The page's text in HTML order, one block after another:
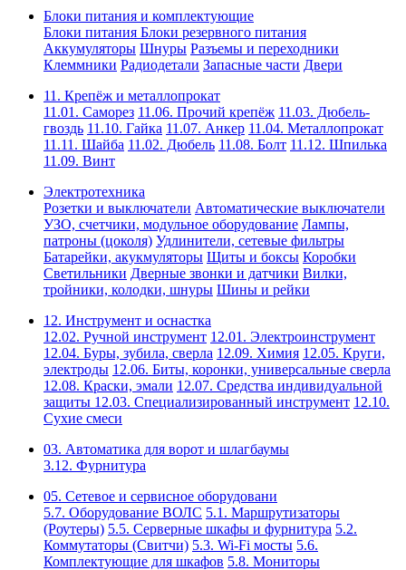
Блоки питания и комплектующие
Блоки питания Блоки резервного питания
Аккумуляторы Шнуры Разъемы и переходники
Клеммники Радиодетали Запасные части Двери
11. Крепёж и металлопрокат
11.01. Саморез 11.06. Прочий крепёж 11.03. Дюбель-
гвоздь 11.10. Гайка 11.07. Анкер 11.04. Металлопрокат
11.11. Шайба 11.02. Дюбель 11.08. Болт 11.12. Шпилька
11.09. Винт
Электротехника
Розетки и выключатели Автоматические выключатели
УЗО, счетчики, модульное оборудование Лампы,
патроны (цоколя) Удлинители, сетевые фильтры
Батарейки, акукмуляторы Щиты и боксы Коробки
Светильники Дверные звонки и датчики Вилки,
тройники, колодки, шнуры Шины и рейки
12. Инструмент и оснастка
12.02. Ручной инструмент 12.01. Электроинструмент
12.04. Буры, зубила, сверла 12.09. Химия 12.05. Круги,
электроды 12.06. Биты, коронки, универсальные сверла
12.08. Краски, эмали 12.07. Средства индивидуальной
защиты 12.03. Специализированный инструмент 12.10.
Сухие смеси
03. Автоматика для ворот и шлагбаумы
3.12. Фурнитура
05. Сетевое и сервисное оборудовани
5.7. Оборудование ВОЛС 5.1. Маршрутизаторы
(Роутеры) 5.5. Серверные шкафы и фурнитура 5.2.
Коммутаторы (Свитчи) 5.3. Wi-Fi мосты 5.6.
Комплектующие для шкафов 5.8. Мониторы